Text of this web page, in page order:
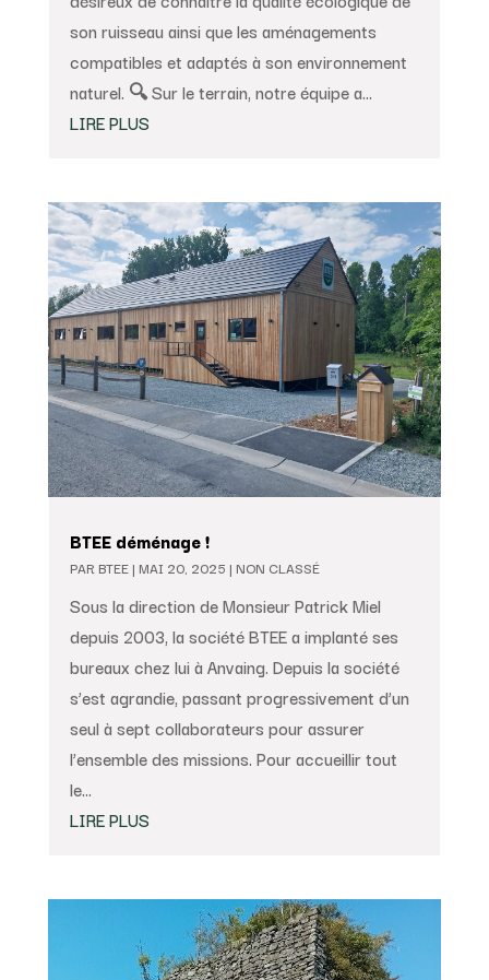
son ruisseau ainsi que les aménagements
compatibles et adaptés à son environnement
naturel. 🔍 Sur le terrain, notre équipe a...
LIRE PLUS
BTEE déménage !
PAR BTEE| MAI 20, 2025 | NON CLASSÉ
Sous la direction de Monsieur Patrick Miel
depuis 2003, la société BTEE a implanté ses
bureaux chez lui à Anvaing. Depuis la société
s’est agrandie, passant progressivement d’un
seul à sept collaborateurs pour assurer
l’ensemble des missions. Pour accueillir tout
le...
LIRE PLUS